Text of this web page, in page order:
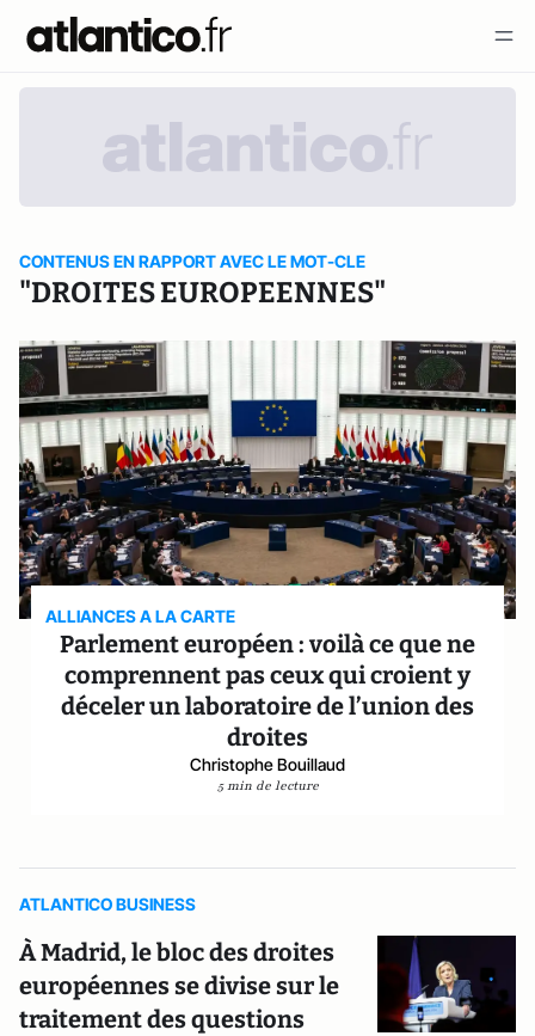
CONTENUS EN RAPPORT AVEC LE MOT-CLE
"DROITES EUROPEENNES"
ALLIANCES A LA CARTE
Parlement européen : voilà ce que ne
comprennent pas ceux qui croient y
déceler un laboratoire de l’union des
droites
Christophe Bouillaud
5 min de lecture
ATLANTICO BUSINESS
À Madrid, le bloc des droites
européennes se divise sur le
traitement des questions